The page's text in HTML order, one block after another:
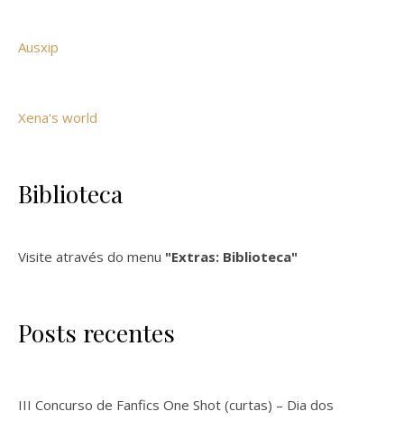
Ausxip
Xena's world
Biblioteca
Visite através do menu "Extras: Biblioteca"
Posts recentes
III Concurso de Fanfics One Shot (curtas) – Dia dos